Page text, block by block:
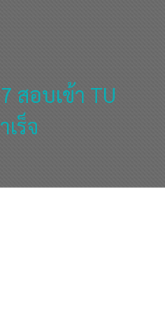
สอบเข้า TU
เร็จ